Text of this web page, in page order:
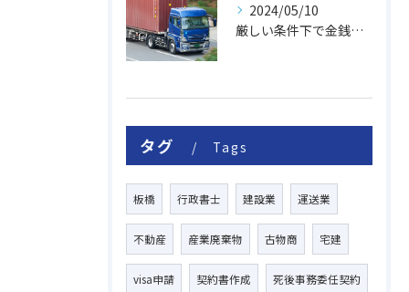
2024/05/10
厳しい条件下で金銭消費貸借契約書を即日作成・完了！ご依頼者から感謝を頂きました。
タグ Tags
板橋 行政書士 建設業 運送業
不動産 産業廃棄物 古物商 宅建
visa申請 契約書作成 死後事務委任契約